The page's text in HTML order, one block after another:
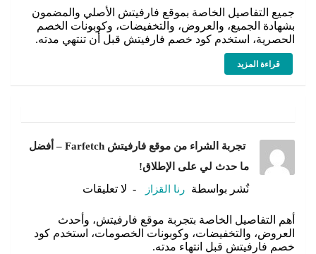
جميع التفاصيل الخاصة بموقع فارفيتش الأصلي والمضمون
بشهادة الجميع، والعروض، والتخفيضات، وكوبونات الخصم
الحصرية، استخدم كود خصم فارفيتش قبل أن تنتهي مدته.
قراءة المزيد
تجربة الشراء من موقع فارفيتش Farfetch – أفضل
ما حدث لي على الإطلاق!
نٌشر بواسطة رنا القزاز لا تعليقات
أهم التفاصيل الخاصة بتجربة موقع فارفيتش، وأحدث
العروض، والتخفيضات، وكوبونات الخصومات، استخدم كود
خصم فارفيتش قبل انتهاء مدته.